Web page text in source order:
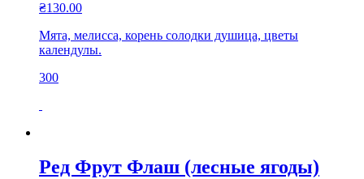
₴130.00
Мята, мелисса, корень солодки душица, цветы
календулы.
300
Ред Фрут Флаш (лесные ягоды)